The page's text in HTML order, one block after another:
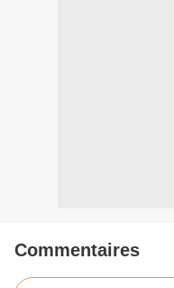
Commentaires